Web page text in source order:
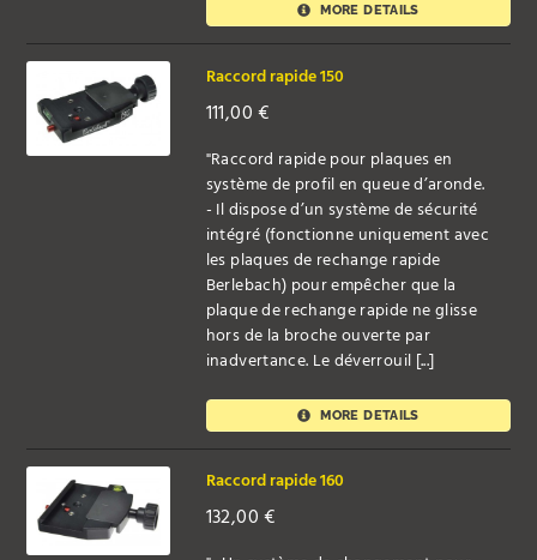
MORE DETAILS
Raccord rapide 150
111,00€
"Raccord rapide pour plaques en
système de profil en queue d’aronde.
- Il dispose d’un système de sécurité
intégré (fonctionne uniquement avec
les plaques de rechange rapide
Berlebach) pour empêcher que la
plaque de rechange rapide ne glisse
hors de la broche ouverte par
inadvertance. Le déverrouil [...]
MORE DETAILS
Raccord rapide 160
132,00€